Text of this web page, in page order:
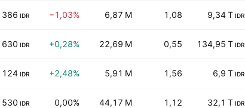
386 IDR −1,03% 6,87 M 1,08 9,34 T IDR
630 IDR +0,28% 22,69 M 0,55 134,95 T IDR
124 IDR +2,48% 5,91 M 1,56 6,9 T IDR
530 IDR 0,00% 44,17 M 1,12 32,1 T IDR